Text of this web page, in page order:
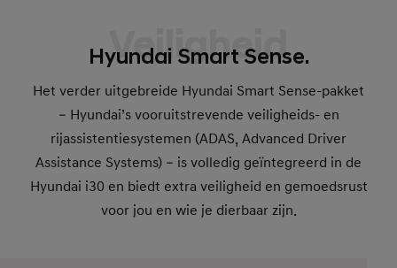
Veiligheid
Hyundai Smart Sense.
Het verder uitgebreide Hyundai Smart Sense-pakket
– Hyundai’s vooruitstrevende veiligheids- en
rijassistentiesystemen (ADAS, Advanced Driver
Assistance Systems) – is volledig geïntegreerd in de
Hyundai i30 en biedt extra veiligheid en gemoedsrust
voor jou en wie je dierbaar zijn.